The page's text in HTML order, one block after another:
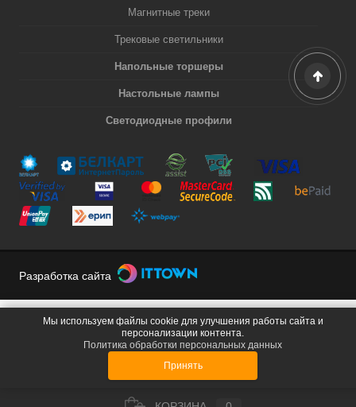
Магнитные треки
Трековые светильники
Напольные торшеры
Настольные лампы
Светодиодные профили
Разработка сайта
Мы используем файлы cookie для улучшения работы сайта и
персонализации контента.
Политика обработки персональных данных
Принять